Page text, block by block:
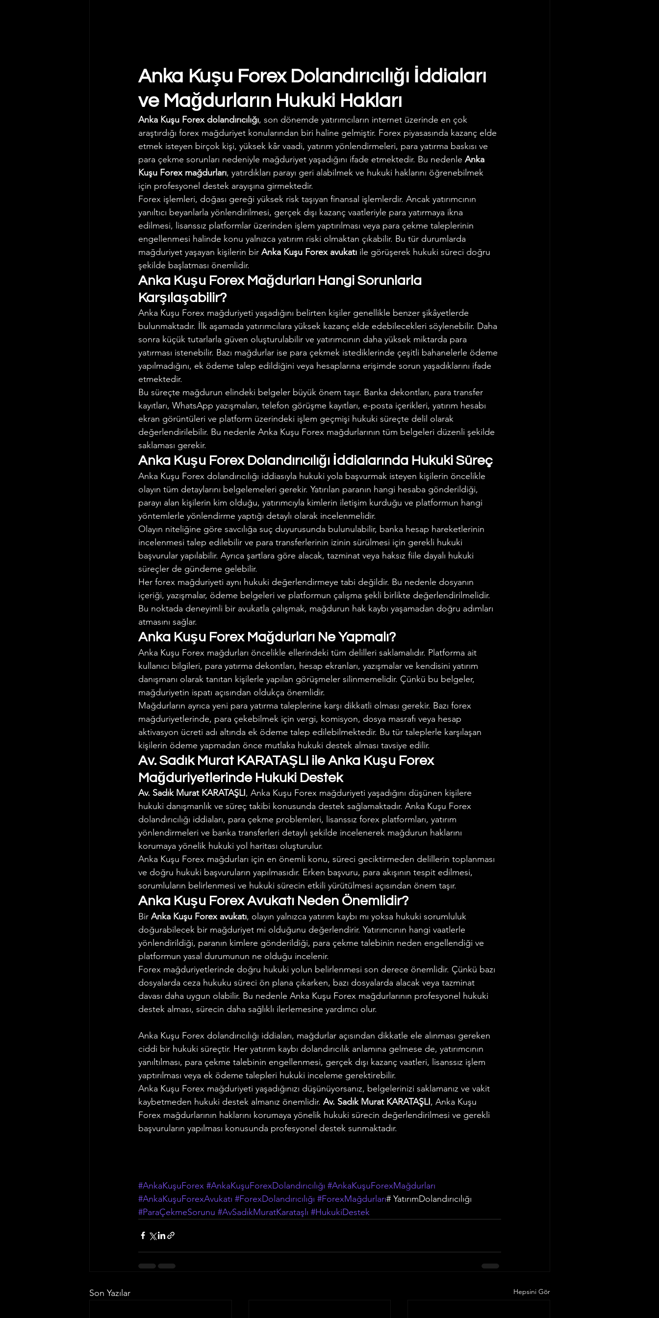
Anka Kuşu Forex Dolandırıcılığı İddiaları
ve Mağdurların Hukuki Hakları
Anka Kuşu Forex dolandırıcılığı, son dönemde yatırımcıların internet üzerinde en çok
araştırdığı forex mağduriyet konularından biri haline gelmiştir. Forex piyasasında kazanç elde
etmek isteyen birçok kişi, yüksek kâr vaadi, yatırım yönlendirmeleri, para yatırma baskısı ve
para çekme sorunları nedeniyle mağduriyet yaşadığını ifade etmektedir. Bu nedenle Anka
Kuşu Forex mağdurları, yatırdıkları parayı geri alabilmek ve hukuki haklarını öğrenebilmek
için profesyonel destek arayışına girmektedir.
Forex işlemleri, doğası gereği yüksek risk taşıyan finansal işlemlerdir. Ancak yatırımcının
yanıltıcı beyanlarla yönlendirilmesi, gerçek dışı kazanç vaatleriyle para yatırmaya ikna
edilmesi, lisanssız platformlar üzerinden işlem yaptırılması veya para çekme taleplerinin
engellenmesi halinde konu yalnızca yatırım riski olmaktan çıkabilir. Bu tür durumlarda
mağduriyet yaşayan kişilerin bir Anka Kuşu Forex avukatı ile görüşerek hukuki süreci doğru
şekilde başlatması önemlidir.
Anka Kuşu Forex Mağdurları Hangi Sorunlarla
Karşılaşabilir?
Anka Kuşu Forex mağduriyeti yaşadığını belirten kişiler genellikle benzer şikâyetlerde
bulunmaktadır. İlk aşamada yatırımcılara yüksek kazanç elde edebilecekleri söylenebilir. Daha
sonra küçük tutarlarla güven oluşturulabilir ve yatırımcının daha yüksek miktarda para
yatırması istenebilir. Bazı mağdurlar ise para çekmek istediklerinde çeşitli bahanelerle ödeme
yapılmadığını, ek ödeme talep edildiğini veya hesaplarına erişimde sorun yaşadıklarını ifade
etmektedir.
Bu süreçte mağdurun elindeki belgeler büyük önem taşır. Banka dekontları, para transfer
kayıtları, WhatsApp yazışmaları, telefon görüşme kayıtları, e-posta içerikleri, yatırım hesabı
ekran görüntüleri ve platform üzerindeki işlem geçmişi hukuki süreçte delil olarak
değerlendirilebilir. Bu nedenle Anka Kuşu Forex mağdurlarının tüm belgeleri düzenli şekilde
saklaması gerekir.
Anka Kuşu Forex Dolandırıcılığı İddialarında Hukuki Süreç
Anka Kuşu Forex dolandırıcılığı iddiasıyla hukuki yola başvurmak isteyen kişilerin öncelikle
olayın tüm detaylarını belgelemeleri gerekir. Yatırılan paranın hangi hesaba gönderildiği,
parayı alan kişilerin kim olduğu, yatırımcıyla kimlerin iletişim kurduğu ve platformun hangi
yöntemlerle yönlendirme yaptığı detaylı olarak incelenmelidir.
Olayın niteliğine göre savcılığa suç duyurusunda bulunulabilir, banka hesap hareketlerinin
incelenmesi talep edilebilir ve para transferlerinin izinin sürülmesi için gerekli hukuki
başvurular yapılabilir. Ayrıca şartlara göre alacak, tazminat veya haksız fiile dayalı hukuki
süreçler de gündeme gelebilir.
Her forex mağduriyeti aynı hukuki değerlendirmeye tabi değildir. Bu nedenle dosyanın
içeriği, yazışmalar, ödeme belgeleri ve platformun çalışma şekli birlikte değerlendirilmelidir.
Bu noktada deneyimli bir avukatla çalışmak, mağdurun hak kaybı yaşamadan doğru adımları
atmasını sağlar.
Anka Kuşu Forex Mağdurları Ne Yapmalı?
Anka Kuşu Forex mağdurları öncelikle ellerindeki tüm delilleri saklamalıdır. Platforma ait
kullanıcı bilgileri, para yatırma dekontları, hesap ekranları, yazışmalar ve kendisini yatırım
danışmanı olarak tanıtan kişilerle yapılan görüşmeler silinmemelidir. Çünkü bu belgeler,
mağduriyetin ispatı açısından oldukça önemlidir.
Mağdurların ayrıca yeni para yatırma taleplerine karşı dikkatli olması gerekir. Bazı forex
mağduriyetlerinde, para çekebilmek için vergi, komisyon, dosya masrafı veya hesap
aktivasyon ücreti adı altında ek ödeme talep edilebilmektedir. Bu tür taleplerle karşılaşan
kişilerin ödeme yapmadan önce mutlaka hukuki destek alması tavsiye edilir.
Av. Sadık Murat KARATAŞLI ile Anka Kuşu Forex
Mağduriyetlerinde Hukuki Destek
Av. Sadık Murat KARATAŞLI, Anka Kuşu Forex mağduriyeti yaşadığını düşünen kişilere
hukuki danışmanlık ve süreç takibi konusunda destek sağlamaktadır. Anka Kuşu Forex
dolandırıcılığı iddiaları, para çekme problemleri, lisanssız forex platformları, yatırım
yönlendirmeleri ve banka transferleri detaylı şekilde incelenerek mağdurun haklarını
korumaya yönelik hukuki yol haritası oluşturulur.
Anka Kuşu Forex mağdurları için en önemli konu, süreci geciktirmeden delillerin toplanması
ve doğru hukuki başvuruların yapılmasıdır. Erken başvuru, para akışının tespit edilmesi,
sorumluların belirlenmesi ve hukuki sürecin etkili yürütülmesi açısından önem taşır.
Anka Kuşu Forex Avukatı Neden Önemlidir?
Bir Anka Kuşu Forex avukatı, olayın yalnızca yatırım kaybı mı yoksa hukuki sorumluluk
doğurabilecek bir mağduriyet mi olduğunu değerlendirir. Yatırımcının hangi vaatlerle
yönlendirildiği, paranın kimlere gönderildiği, para çekme talebinin neden engellendiği ve
platformun yasal durumunun ne olduğu incelenir.
Forex mağduriyetlerinde doğru hukuki yolun belirlenmesi son derece önemlidir. Çünkü bazı
dosyalarda ceza hukuku süreci ön plana çıkarken, bazı dosyalarda alacak veya tazminat
davası daha uygun olabilir. Bu nedenle Anka Kuşu Forex mağdurlarının profesyonel hukuki
destek alması, sürecin daha sağlıklı ilerlemesine yardımcı olur.
Anka Kuşu Forex dolandırıcılığı iddiaları, mağdurlar açısından dikkatle ele alınması gereken
ciddi bir hukuki süreçtir. Her yatırım kaybı dolandırıcılık anlamına gelmese de, yatırımcının
yanıltılması, para çekme talebinin engellenmesi, gerçek dışı kazanç vaatleri, lisanssız işlem
yaptırılması veya ek ödeme talepleri hukuki inceleme gerektirebilir.
Anka Kuşu Forex mağduriyeti yaşadığınızı düşünüyorsanız, belgelerinizi saklamanız ve vakit
kaybetmeden hukuki destek almanız önemlidir. Av. Sadık Murat KARATAŞLI, Anka Kuşu
Forex mağdurlarının haklarını korumaya yönelik hukuki sürecin değerlendirilmesi ve gerekli
başvuruların yapılması konusunda profesyonel destek sunmaktadır.
#AnkaKuşuForex #AnkaKuşuForexDolandırıcılığı #AnkaKuşuForexMağdurları
#AnkaKuşuForexAvukatı #ForexDolandırıcılığı #ForexMağdurları# YatırımDolandırıcılığı
#ParaÇekmeSorunu #AvSadıkMuratKarataşlı #HukukiDestek
Son Yazılar Hepsini Gör